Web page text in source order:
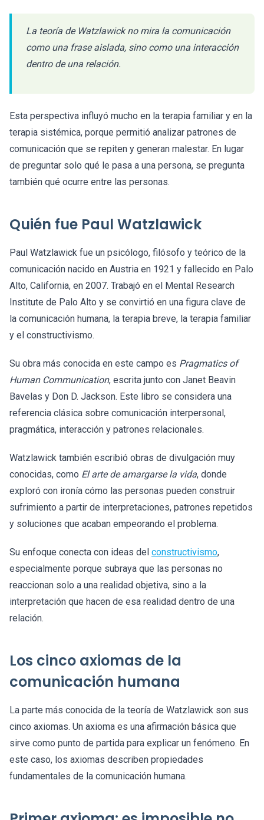
La teoría de Watzlawick no mira la comunicación
como una frase aislada, sino como una interacción
dentro de una relación.
Esta perspectiva influyó mucho en la terapia familiar y en la
terapia sistémica, porque permitió analizar patrones de
comunicación que se repiten y generan malestar. En lugar
de preguntar solo qué le pasa a una persona, se pregunta
también qué ocurre entre las personas.
Quién fue Paul Watzlawick
Paul Watzlawick fue un psicólogo, filósofo y teórico de la
comunicación nacido en Austria en 1921 y fallecido en Palo
Alto, California, en 2007. Trabajó en el Mental Research
Institute de Palo Alto y se convirtió en una figura clave de
la comunicación humana, la terapia breve, la terapia familiar
y el constructivismo.
Su obra más conocida en este campo es Pragmatics of
Human Communication, escrita junto con Janet Beavin
Bavelas y Don D. Jackson. Este libro se considera una
referencia clásica sobre comunicación interpersonal,
pragmática, interacción y patrones relacionales.
Watzlawick también escribió obras de divulgación muy
conocidas, como El arte de amargarse la vida, donde
exploró con ironía cómo las personas pueden construir
sufrimiento a partir de interpretaciones, patrones repetidos
y soluciones que acaban empeorando el problema.
Su enfoque conecta con ideas del constructivismo,
especialmente porque subraya que las personas no
reaccionan solo a una realidad objetiva, sino a la
interpretación que hacen de esa realidad dentro de una
relación.
Los cinco axiomas de la
comunicación humana
La parte más conocida de la teoría de Watzlawick son sus
cinco axiomas. Un axioma es una afirmación básica que
sirve como punto de partida para explicar un fenómeno. En
este caso, los axiomas describen propiedades
fundamentales de la comunicación humana.